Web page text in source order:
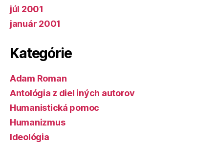
júl 2001
január 2001
Kategórie
Adam Roman
Antológia z diel iných autorov
Humanistická pomoc
Humanizmus
Ideológia